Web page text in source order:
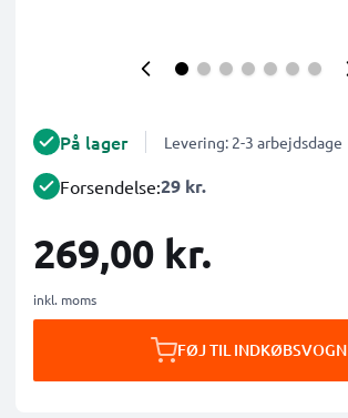
På lager Levering: 2-3 arbejdsdage
Forsendelse:29 kr.
269,00 kr.
inkl. moms
FØJ TIL INDKØBSVOGN